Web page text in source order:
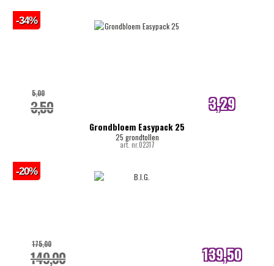
Grondbloem Easypack 25
25 grondtollen
art. nr.02317
3,50
5,00 3,29
internetprijs
-34%
149,00
175,00 139,50
-20%